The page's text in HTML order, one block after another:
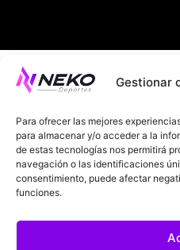
Gestionar
Para ofrecer las mejores
para almacenar y/o acceder a la
de estas tecnologías nos permitirá
navegación o las identificaciones
consentimiento, puede afectar
funciones.